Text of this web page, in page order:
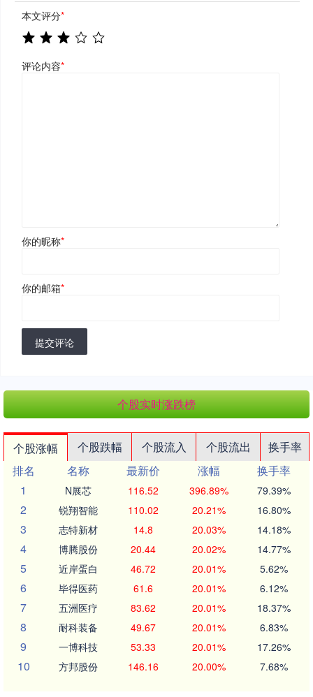
本文评分*
评论内容*
你的昵称*
你的邮箱*
提交评论
个股实时涨跌榜
个股涨幅 个股跌幅 个股流入 个股流出
换手率
排名
名称 最新价 涨幅
换手率
1
N展芯 116.52 396.89% 79.39%
2 锐翔智能 110.02 20.21% 16.80%
3 志特新材 14.8 20.03% 14.18%
4 博腾股份 20.44 20.02% 14.77%
5 近岸蛋白 46.72 20.01% 5.62%
6 毕得医药 61.6 20.01% 6.12%
7 五洲医疗 83.62 20.01% 18.37%
8 耐科装备 49.67 20.01% 6.83%
9 一博科技 53.33 20.01% 17.26%
10 方邦股份 146.16 20.00% 7.68%